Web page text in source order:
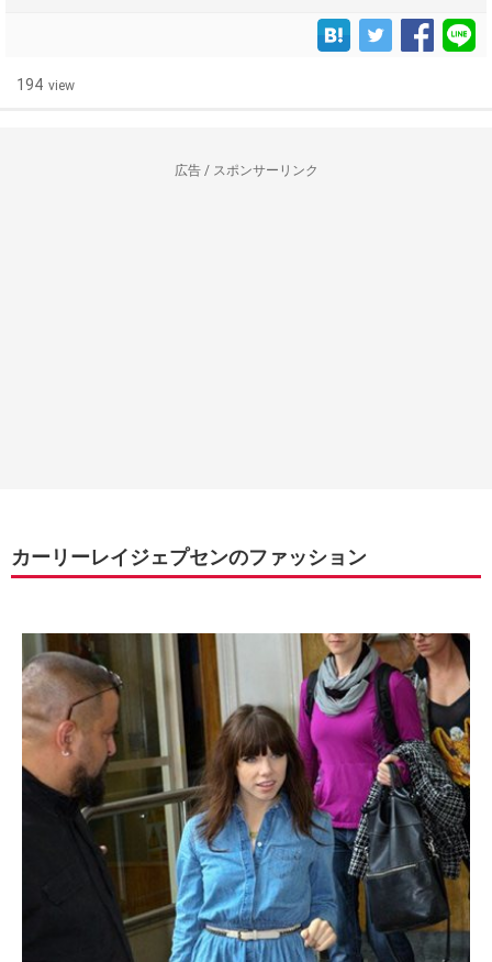
194 view
広告 / スポンサーリンク
カーリーレイジェプセンのファッション